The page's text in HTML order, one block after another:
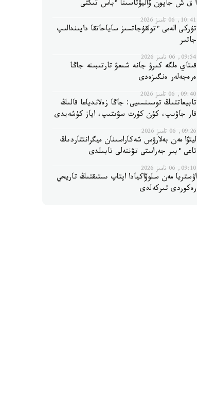
ا ق ش جاپون ۆاليۋتاسىنا ءباس تىكتى
10:41, 06 تامىز 2026
تۇركى الەمى ءتولقۇجاتسىز ساياحاتقا دايىندالىپ
جاتىر
09:54, 06 تامىز 2026
قىتاي ەلگە كىرۋ جانە شىعۋ تارتىبىنە جاڭا
ەرەجەلەر ەنگىزەدى
09:40, 06 تامىز 2026
تابيعاتتىڭ توسىنسىيى: جاڭا زەلاندياعا قالىڭ
قار جاۋىپ، كۇن كۇرت سۋىتىپ، اياز كۇشەيدى
09:26, 06 تامىز 2026
ليتۆا مەن بەلارۋس شەكاراسىنان ميگرانتتاردىڭ
تاعى ءبىر جەراستى تۋننەلى تابىلدى
09:10, 06 تامىز 2026
اۋستريا مەن سلوۆاكيادا اپتاپ ىستىقتىڭ تاريحي
رەكوردى تىركەلدى